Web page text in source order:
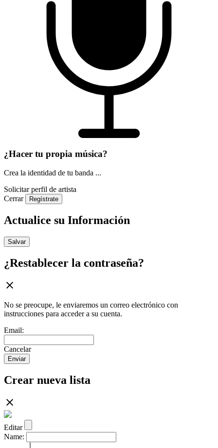
¿Hacer tu propia música?
Crea la identidad de tu banda ...
Solicitar perfil de artista
Cerrar
Regístrate
Actualice su Información
Salvar
¿Restablecer la contraseña?
No se preocupe, le enviaremos un correo electrónico con
instrucciones para acceder a su cuenta.
Email:
Cancelar
Enviar
Crear nueva lista
Editar
Name: